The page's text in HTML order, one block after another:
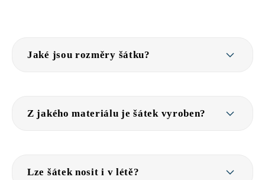
Jaké jsou rozměry šátku?
Z jakého materiálu je šátek vyroben?
Lze šátek nosit i v létě?